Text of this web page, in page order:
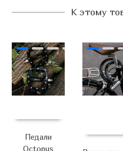
К этому
Педали
Octopus